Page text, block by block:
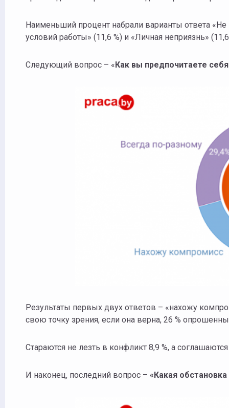
Наименьший процент набрали варианты ответа
условий работы» (11,6 %) и «Личная неприязнь» (11,6
Следующий вопрос – «Как вы предпочитаете
Результаты первых двух ответов – «нахожу
свою точку зрения, если она верна, 26 %
Стараются не лезть в конфликт 8,9 %, а
И наконец, последний вопрос – «Какая